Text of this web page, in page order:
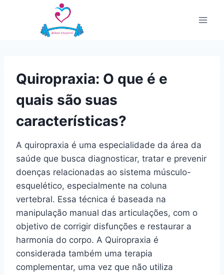
Quiropraxia: O que é e
quais são suas
características?
A quiropraxia é uma especialidade da área da
saúde que busca diagnosticar, tratar e prevenir
doenças relacionadas ao sistema músculo-
esquelético, especialmente na coluna
vertebral. Essa técnica é baseada na
manipulação manual das articulações, com o
objetivo de corrigir disfunções e restaurar a
harmonia do corpo. A Quiropraxia é
considerada também uma terapia
complementar, uma vez que não utiliza